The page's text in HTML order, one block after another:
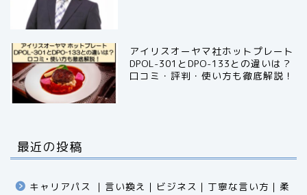
アイリスオーヤマ社ホットプレート
DPOL-301とDPO-133との違いは？
口コミ・評判・使い方も徹底解説！
最近の投稿
キャリアパス ｜言い換え｜ビジネス｜丁寧な言い方｜柔